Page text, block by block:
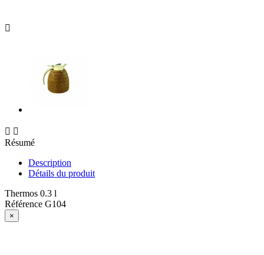

 
Résumé
Description
Détails du produit
Thermos 0.3 l
Référence G104
×